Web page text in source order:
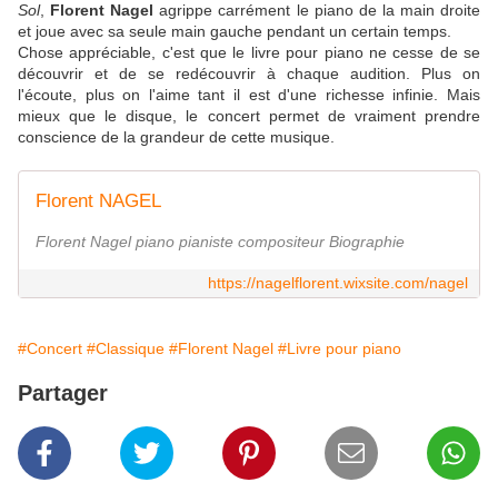
Sol, Florent Nagelagrippe carrément le piano de la main droite
et joue avec sa seule main gauche pendant un certain temps.
Chose appréciable, c'est que le livre pour piano ne cesse de se
découvrir et de se redécouvrir à chaque audition. Plus on
l'écoute, plus on l'aime tant il est d'une richesse infinie. Mais
mieux que le disque, le concert permet de vraiment prendre
conscience de la grandeur de cette musique.
Florent NAGEL
Florent Nagel piano pianiste compositeur Biographie
https://nagelflorent.wixsite.com/nagel
#Concert #Classique #Florent Nagel #Livre pour piano
Partager